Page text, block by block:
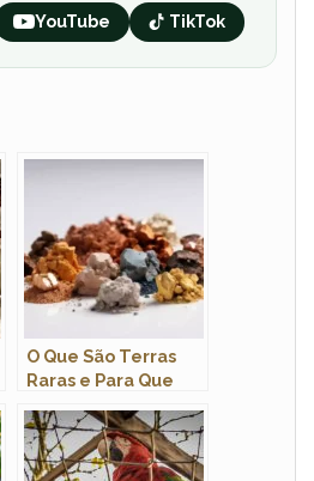
YouTube TikTok
O Que São Terras
Raras e Para Que